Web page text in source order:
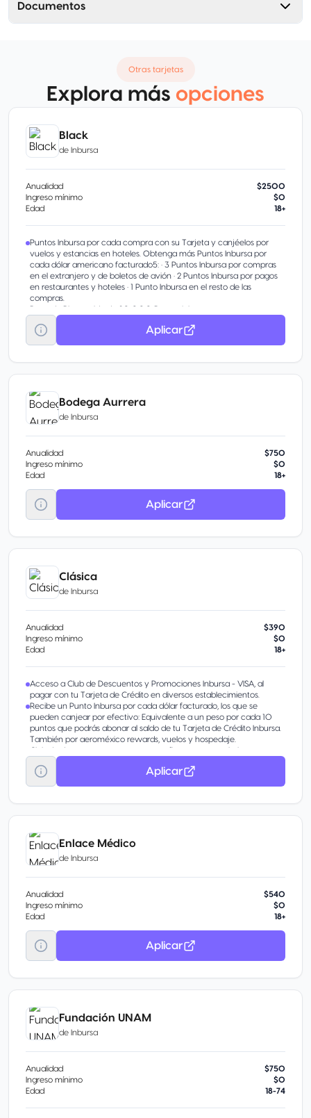
Documentos
Otras tarjetas
Explora más opciones
Black
de Inbursa
Anualidad
$2500
Ingreso mínimo
$0
Edad
18+
Puntos Inbursa por cada compra con su Tarjeta y canjéelos por
vuelos y estancias en hoteles. Obtenga más Puntos Inbursa por
cada dólar americano facturado5: • 3 Puntos Inbursa por compras
en el extranjero y de boletos de avión • 2 Puntos Inbursa por pagos
en restaurantes y hoteles • 1 Punto Inbursa en el resto de las
compras.
Bono de Bienvenida de 20,000 Puntos Inbursa.
3 y 6 Meses sin Intereses en compras en el extranjero, boletos de
avión y hoteles.
Meses sin Intereses en establecimientos participantes en la
Club de Descuentos en restaurantes, fitness, entretenimiento,
departamentales y más.
cada punto, con los cuales podrá:- Comprar boletos de avión para
volar con Aeroméxico y las aerolíneas SkyTeamTM. - Adquirir
productos de vuelo como equipaje documentado, ascensos a
Aplicar
Bodega Aurrera
de Inbursa
Anualidad
$750
Ingreso mínimo
$0
Edad
18+
Aplicar
Clásica
de Inbursa
Anualidad
$390
Ingreso mínimo
$0
Edad
18+
Acceso a Club de Descuentos y Promociones Inbursa - VISA, al
pagar con tu Tarjeta de Crédito en diversos establecimientos.
Recibe un Punto Inbursa por cada dólar facturado, los que se
pueden canjear por efectivo: Equivalente a un peso por cada 10
puntos que podrás abonar al saldo de tu Tarjeta de Crédito Inbursa.
También por aeroméxico rewards, vuelos y hospedaje.
Club de descuentos en restaurantes, fitness, entretenimiento y
tiendas departamentales.
Descuentos en tiendas Sanborns de la República Mexicana.
Aplicar
Enlace Médico
de Inbursa
Anualidad
$540
Ingreso mínimo
$0
Edad
18+
Aplicar
Fundación UNAM
de Inbursa
Anualidad
$750
Ingreso mínimo
$0
Edad
18-74